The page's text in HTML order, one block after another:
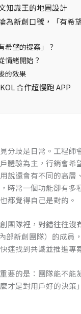
知識王的地圖設計
為新創口號，「有希
希望的提案」？
情緒開始？
的效果
合作超慢跑 APP
分歧是日常。工程師
體驗為主，行銷會希
說還會有不同的高層
時常一個功能卻有多
都覺得自己是對的。
團隊裡，對錯往往沒
部新創團隊）的成員
速找到共識並推進專
要的是：團隊能不能
才是對用戶好的決策